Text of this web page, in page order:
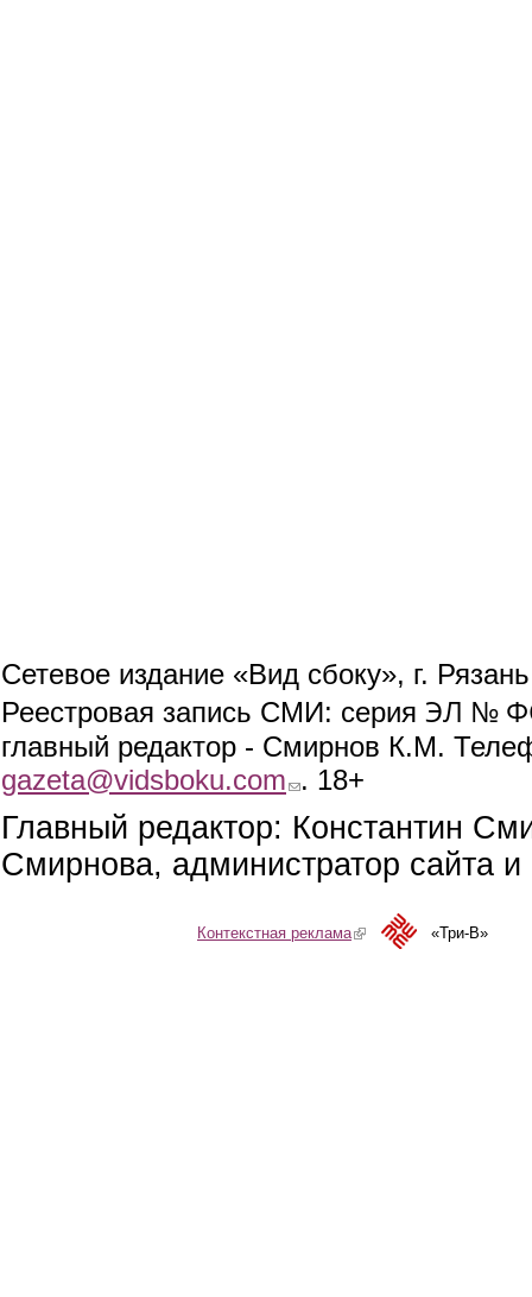
Сетевое издание «Вид сбоку», г.
Реестровая запись СМИ: серия ЭЛ №
главный редактор - Смирнов К.М.
gazeta@vidsboku.com (link sends e-mail)
. 18+
Главный редактор: Константин
Смирнова, администратор сайта
Контекстная реклама(link is external)«Три-В»